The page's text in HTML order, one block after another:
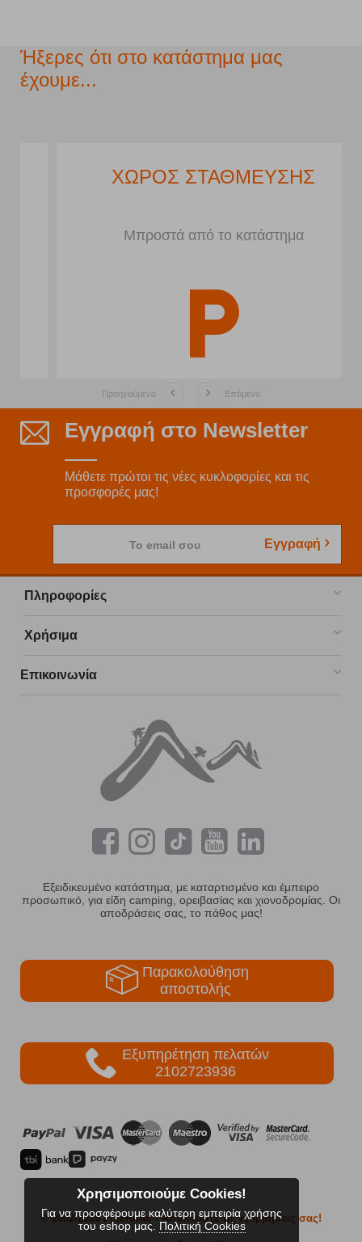
Ήξερες ότι στο κατάστημα μας
έχουμε...
ΧΩΡΟΣ ΣΤΑΘΜΕΥΣΗΣ
Μπροστά από το κατάστημα
Προηγούμενο Επόμενο
Εγγραφή στο Newsletter
Μάθετε πρώτοι τις νέες κυκλοφορίες και τις
προσφορές μας!
Το email σου Εγγραφή
Πληροφορίες
Χρήσιμα
Επικοινωνία
Εξειδικευμένο κατάστημα, με καταρτισμένο και έμπειρο
προσωπικό, για είδη camping, ορειβασίας και χιονοδρομίας. Οι
αποδράσεις σας, το πάθος μας!
Παρακολούθηση
αποστολής
Εξυπηρέτηση πελατών
2102723936
© 2002-2026 FreeRider- Απολαύστε τις εξορμήσεις σας!
Χρησιμοποιούμε Cookies!
Για να προσφέρουμε καλύτερη εμπειρία χρήσης
του eshop μας. Πολιτική Cookies